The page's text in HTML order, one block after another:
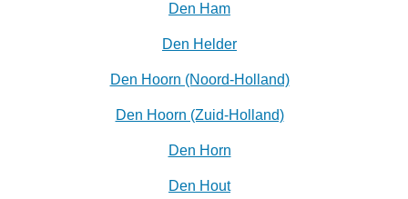
Den Ham
Den Helder
Den Hoorn (Noord-Holland)
Den Hoorn (Zuid-Holland)
Den Horn
Den Hout